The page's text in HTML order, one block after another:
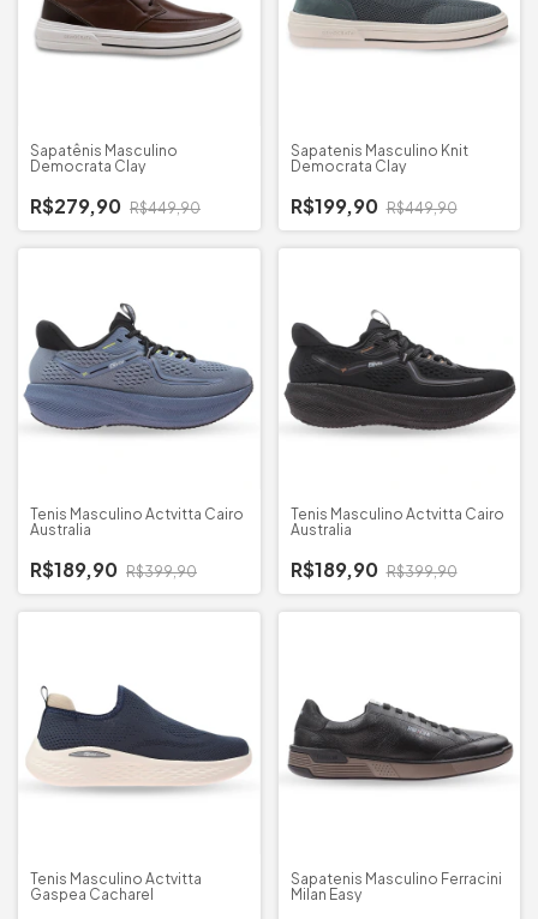
Sapatênis Masculino
Democrata Clay
R$279,90 R$449,90
Sapatenis Masculino Knit
Democrata Clay
R$199,90 R$449,90
Tenis Masculino Actvitta Cairo
Australia
R$189,90 R$399,90
Tenis Masculino Actvitta Cairo
Australia
R$189,90 R$399,90
Tenis Masculino Actvitta
Gaspea Cacharel
Sapatenis Masculino Ferracini
Milan Easy